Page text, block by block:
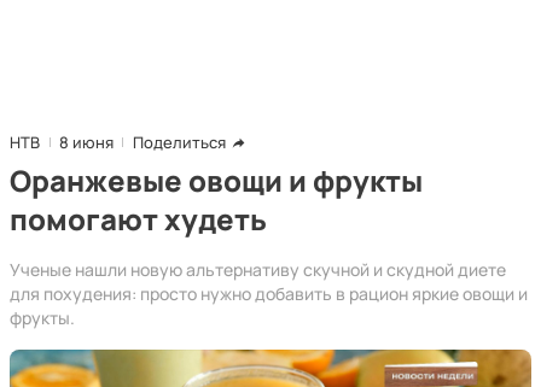
НТВ 8 июня Поделиться
Оранжевые овощи и фрукты
помогают худеть
Ученые нашли новую альтернативу скучной и скудной диете
для похудения: просто нужно добавить в рацион яркие овощи и
фрукты.